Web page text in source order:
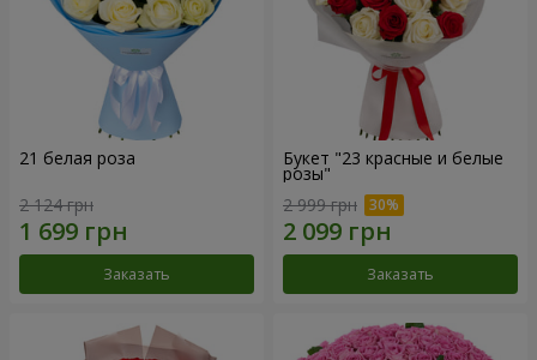
21 белая роза
2 124 грн
Заказать
Букет "23 красные и белые
розы"
2 999 грн
Заказать